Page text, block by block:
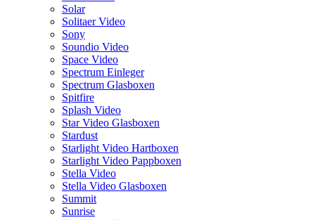
Solar
Solitaer Video
Sony
Soundio Video
Space Video
Spectrum Einleger
Spectrum Glasboxen
Spitfire
Splash Video
Star Video Glasboxen
Stardust
Starlight Video Hartboxen
Starlight Video Pappboxen
Stella Video
Stella Video Glasboxen
Summit
Sunrise